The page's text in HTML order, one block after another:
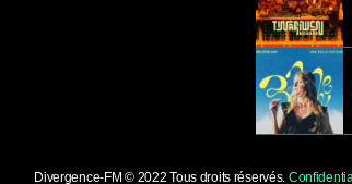
Divergence-FM © 2022 Tous droits réservés.